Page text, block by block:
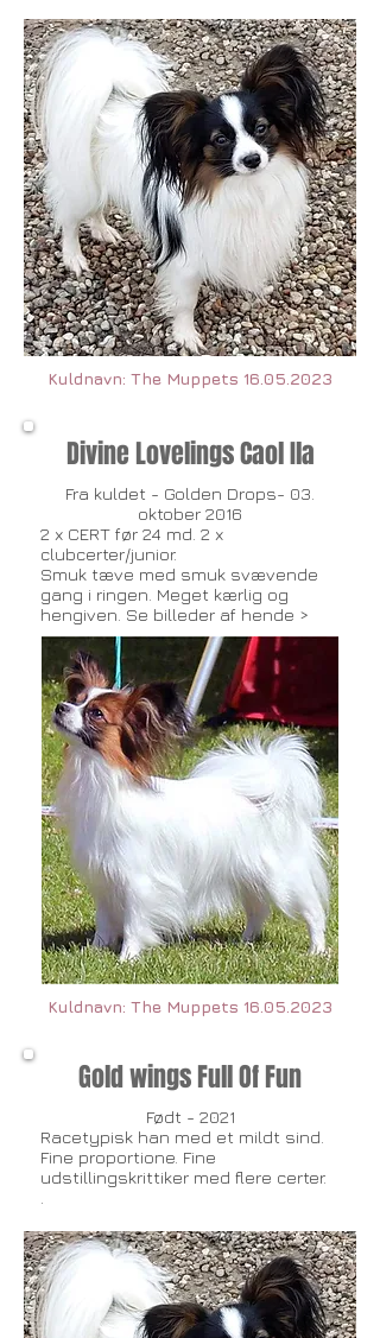
Kuldnavn: The Muppets 16.05.2023
Divine Lovelings Caol Ila
Fra kuldet - Golden Drops- 03.
oktober 2016
2 x CERT før 24 md. 2 x
clubcerter/junior.
Smuk tæve med smuk svævende
gang i ringen. Meget kærlig og
hengiven. Se billeder af hende >
Kuldnavn: The Muppets 16.05.2023
Gold wings Full Of Fun
Født - 2021
Racetypisk han med et mildt sind.
Fine proportione. Fine
udstillingskrittiker med flere certer.